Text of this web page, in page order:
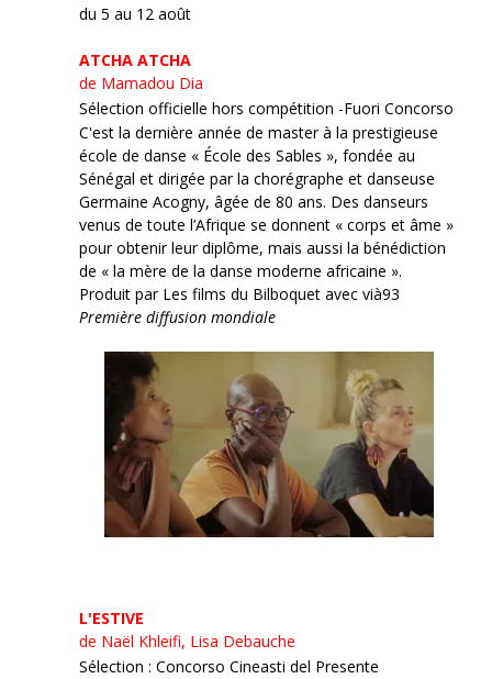
du 5 au 12 août
ATCHA ATCHA
de Mamadou Dia
Sélection officielle hors compétition -Fuori Concorso
C'est la dernière année de master à la prestigieuse
école de danse « École des Sables », fondée au
Sénégal et dirigée par la chorégraphe et danseuse
Germaine Acogny, âgée de 80 ans. Des danseurs
venus de toute l’Afrique se donnent « corps et âme »
pour obtenir leur diplôme, mais aussi la bénédiction
de « la mère de la danse moderne africaine ».
Produit par Les films du Bilboquet avec vià93
Première diffusion mondiale
L'ESTIVE
de Naël Khleifi, Lisa Debauche
Sélection : Concorso Cineasti del Presente